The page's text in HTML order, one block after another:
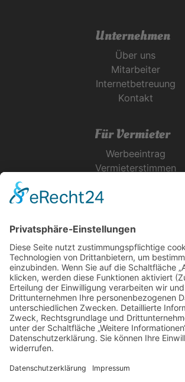
Unternehmen
Über uns
Mitarbeiter
Internetbetreuung
Kontakt
Für Vermieter
Werbeeintrag
Vermieterstimmen
Urlaubsservice
Bücher, Karten & CD's
Ihre Anreise
Wetter
Links
Nutzungsbedingungen
Datenschutz